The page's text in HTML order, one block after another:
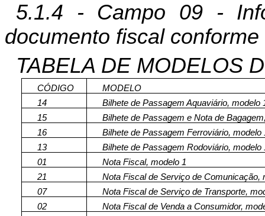
5.1.4 - Campo 09 -
documento fiscal
TABELA DE MODELOS
CÓDIGO
MODELO
14
Bilhete de PassagemAquaviário, modelo
15
Bilhete de Passagem e Nota de
16
Bilhete de Passagem Ferroviário, modelo
13
Bilhete de Passagem Rodoviário, modelo
01
Nota Fiscal, modelo 1
21
Nota Fiscal de Serviço de Comunicação,
07
Nota Fiscal de Serviço de Transporte,
02
Nota Fiscal de Venda a Consumidor,